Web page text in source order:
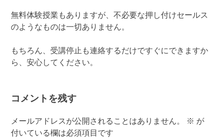
無料体験授業もありますが、不必要な押し付けセールス
のようなものは一切ありません。
もちろん、受講停止も連絡するだけですぐにできますか
ら、安心してください。
コメントを残す
メールアドレスが公開されることはありません。 ※ が
付いている欄は必須項目です